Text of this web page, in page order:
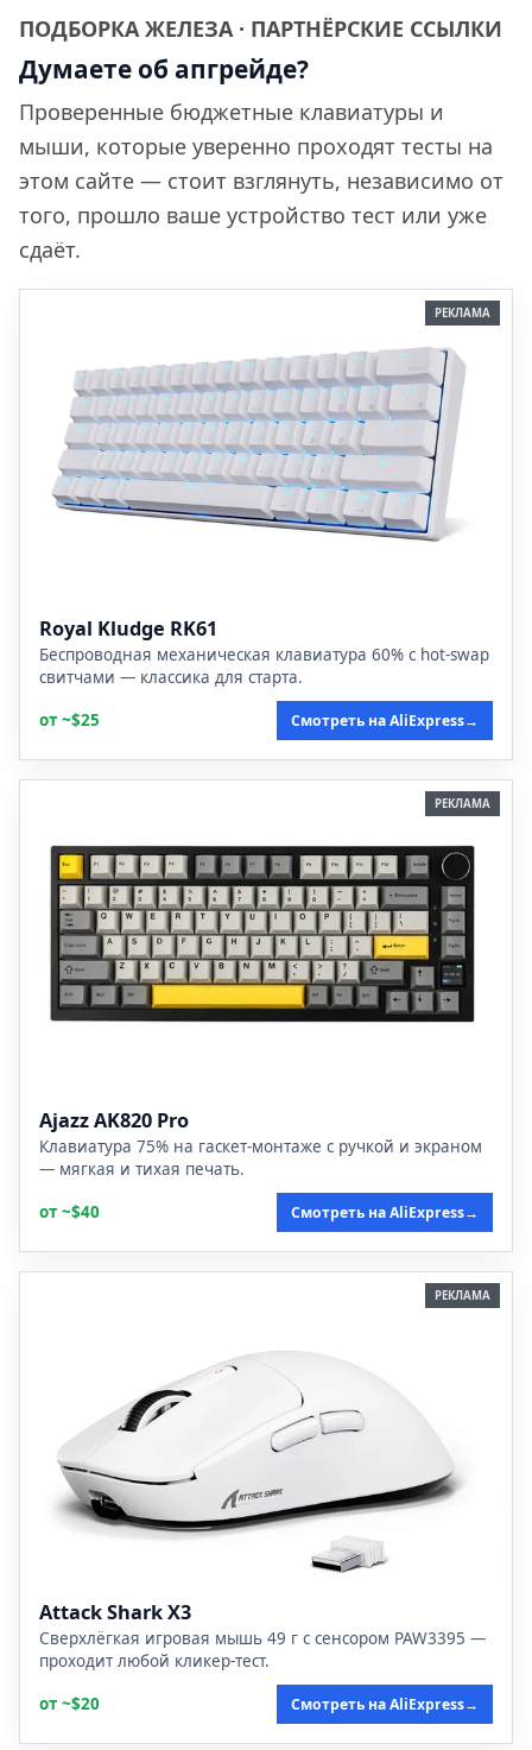
ПОДБОРКА ЖЕЛЕЗА · ПАРТНЁРСКИЕ ССЫЛКИ
Думаете об апгрейде?
Проверенные бюджетные клавиатуры и
мыши, которые уверенно проходят тесты на
этом сайте — стоит взглянуть, независимо от
того, прошло ваше устройство тест или уже
сдаёт.
РЕКЛАМА
Royal Kludge RK61
Беспроводная механическая клавиатура 60% с hot-swap
свитчами — классика для старта.
от ~$25
Смотреть на AliExpress→
РЕКЛАМА
Ajazz AK820 Pro
Клавиатура 75% на гаскет-монтаже с ручкой и экраном
— мягкая и тихая печать.
от ~$40
Смотреть на AliExpress→
РЕКЛАМА
Attack Shark X3
Сверхлёгкая игровая мышь 49 г с сенсором PAW3395 —
проходит любой кликер-тест.
от ~$20
Смотреть на AliExpress→